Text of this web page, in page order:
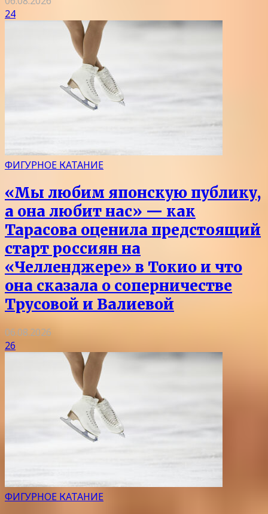
24
ФИГУРНОЕ КАТАНИЕ
«Мы любим японскую публику,
а она любит нас» — как
Тарасова оценила предстоящий
старт россиян на
«Челленджере» в Токио и что
она сказала о соперничестве
Трусовой и Валиевой
06.08.2026
26
ФИГУРНОЕ КАТАНИЕ